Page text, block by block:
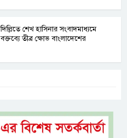
দিল্লিতে শেখ হাসিনার সংবাদমাধ্যমে
বক্তব্যে তীব্র ক্ষোভ বাংলাদেশের